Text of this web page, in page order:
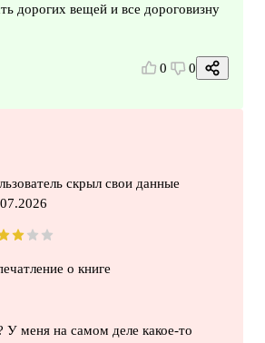
дорогих вещей и все дороговизну
0 0
скрыл свои данные
о книге
У меня на самом деле какое-то